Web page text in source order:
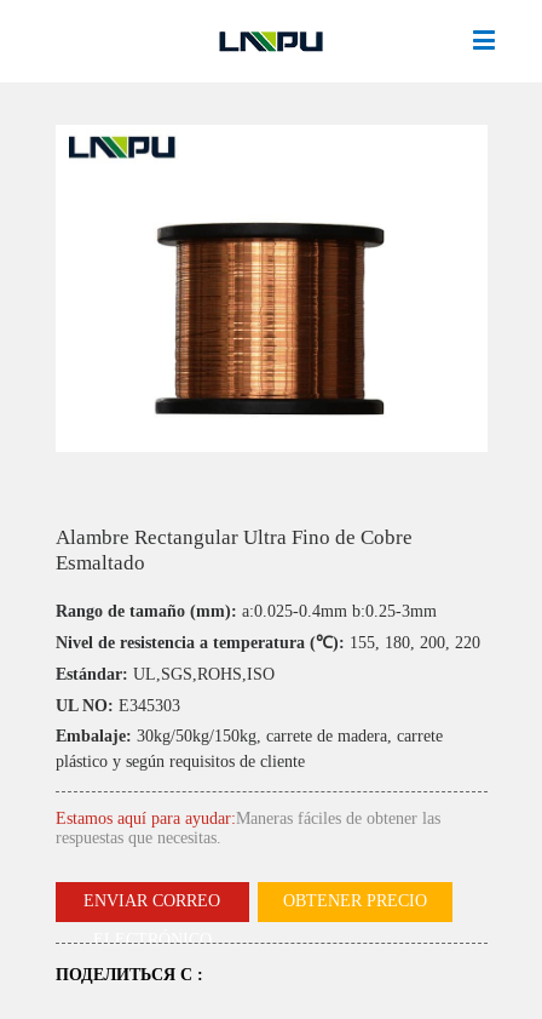
Alambre Rectangular Ultra Fino de Cobre
Esmaltado
Rango de tamaño (mm): a:0.025-0.4mm b:0.25-3mm
Nivel de resistencia a temperatura (℃): 155, 180, 200, 220
Estándar: UL,SGS,ROHS,ISO
UL NO: E345303
Embalaje: 30kg/50kg/150kg, carrete de madera, carrete
plástico y según requisitos de cliente
Estamos aquí para ayudar:Maneras fáciles de obtener las
respuestas que necesitas.
ENVIAR CORREO
ELECTRÓNICO
OBTENER PRECIO
ПОДЕЛИТЬСЯ С :